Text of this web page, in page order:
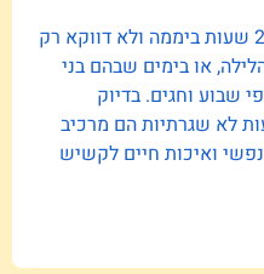
קשישים רבים נזקקים לעזרה 24 שעות ביממה ולא דווקא רק
או בימים שבהם בני
שבוע וחגים. בדיוק
לא שגרתיות הם מרכיב
ואיכות חיים לקשיש